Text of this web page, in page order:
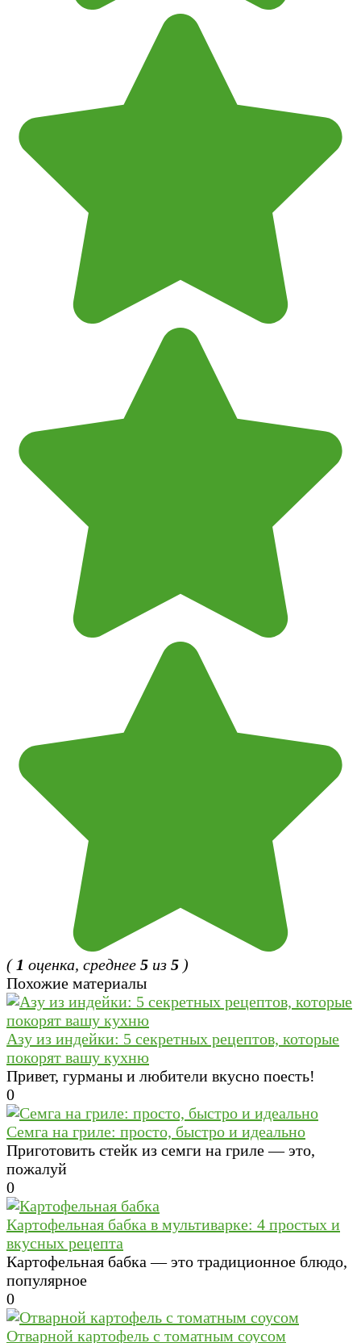
( 1 оценка, среднее 5 из 5 )
Похожие материалы
Азу из индейки: 5 секретных рецептов, которые
покорят вашу кухню
Привет, гурманы и любители вкусно поесть!
0
Семга на гриле: просто, быстро и идеально
Приготовить стейк из семги на гриле — это,
пожалуй
0
Картофельная бабка в мультиварке: 4 простых и
вкусных рецепта
Картофельная бабка — это традиционное блюдо,
популярное
0
Отварной картофель с томатным соусом